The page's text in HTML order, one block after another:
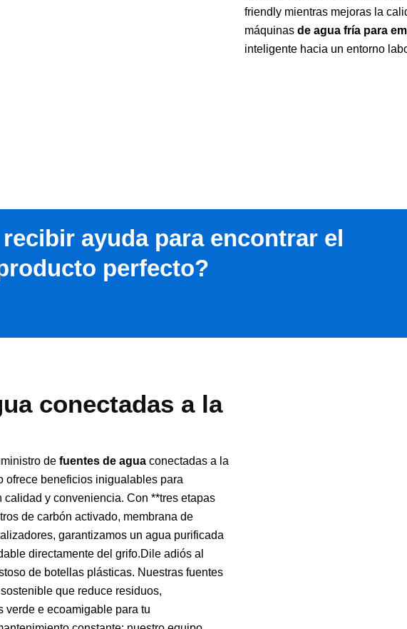
friendly mientras mejoras la
máquinas de agua fría para
inteligente hacia un entorno
ayuda para encontrar el
perfecto?
conectadas a la
de fuentes de agua conectadas a la
ofrece beneficios inigualables para
y conveniencia. Con **tres etapas
de carbón activado, membrana de
garantizamos un agua purificada
directamente del grifo.Dile adiós al
de botellas plásticas. Nuestras fuentes
que reduce residuos,
verde e ecoamigable para tu